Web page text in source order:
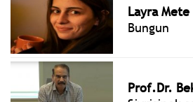
Layra Mete
Bungun
Prof.Dr.